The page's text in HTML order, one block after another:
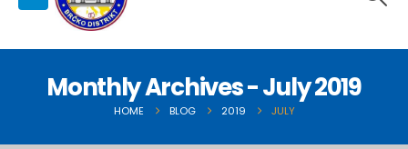
Monthly Archives - July 2019
HOME BLOG 2019 JULY